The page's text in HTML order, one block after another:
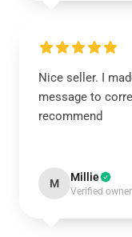
Nice seller. I
message to
recommend
M Millie
Verified owner